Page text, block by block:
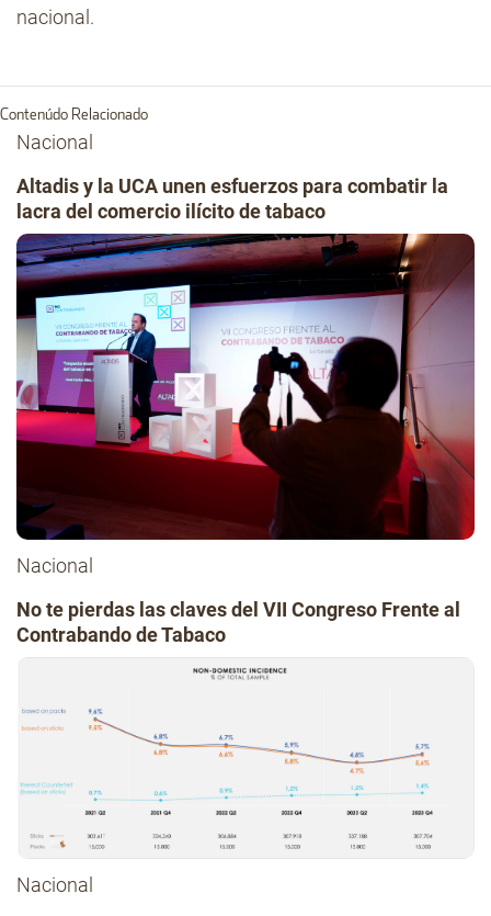
nacional.
Contenúdo Relacionado
Nacional
Altadis y la UCA unen esfuerzos para combatir la
lacra del comercio ilícito de tabaco
Nacional
No te pierdas las claves del VII Congreso Frente al
Contrabando de Tabaco
Nacional